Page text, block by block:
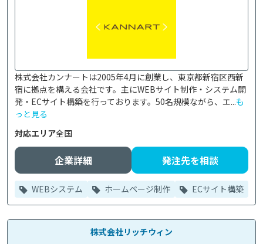
株式会社カンナートは2005年4月に創業し、東京都新宿区西新
宿に拠点を構える会社です。主にWEBサイト制作・システム開
発・ECサイト構築を行っております。50名規模ながら、エ...も
っと見る
対応エリア全国
企業詳細 発注先を相談
WEBシステム ホームページ制作 ECサイト構築
株式会社リッチウィン